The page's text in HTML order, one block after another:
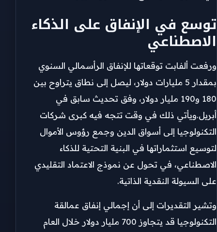
توسع في الإنفاق على الذكاء
الاصطناعي
ورفعت ألفابت توقعاتها للإنفاق الرأسمالي السنوي
بمقدار 5 مليارات دولار، ليصل إلى نطاق يتراوح بين
180 و190 مليار دولار، وفق تحديث سابق في
أبريل.ويأتي ذلك في وقت تتجه فيه كبرى شركات
التكنولوجيا إلى أسواق الدين وجمع رؤوس الأموال
لتوسيع استثماراتها في البنية التحتية للذكاء
الاصطناعي، في تحول عن نموذج الاعتماد التقليدي
على السيولة النقدية الذاتية.
وتشير التقديرات إلى أن إجمالي إنفاق عمالقة
التكنولوجيا قد يتجاوز 700 مليار دولار خلال العام